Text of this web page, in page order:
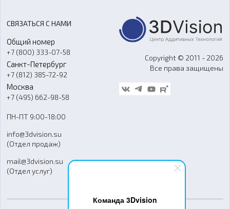
Команда 3Dvision
Оборудование и материалы для вакуумного литья
Аксессуары и прочее оборудование
Программное обеспечение
Ремонт и услуги
О компании
Контакты
Гос. закупки
Стать дилером
Блог
FAQ
СВЯЗАТЬСЯ С НАМИ
Общий номер
+7 (800) 333-07-58
Санкт-Петербург
+7 (812) 385-72-92
Москва
+7 (495) 662-98-58
ПН-ПТ 9:00-18:00
info@3dvision.su
(Отдел продаж)
mail@3dvision.su
(Отдел услуг)
Copyright © 2011 - 2026
Все права защищены